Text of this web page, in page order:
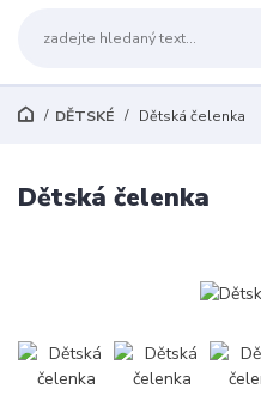
DĚTSKÉ Dětská čelenka
Dětská čelenka